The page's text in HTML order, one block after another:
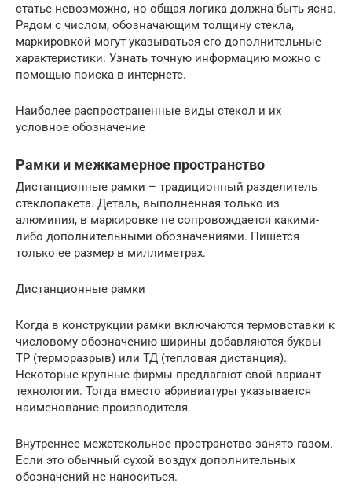
статье невозможно, но общая логика должна быть ясна.
Рядом с числом, обозначающим толщину стекла,
маркировкой могут указываться его дополнительные
характеристики. Узнать точную информацию можно с
помощью поиска в интернете.
Наиболее распространенные виды стекол и их
условное обозначение
Рамки и межкамерное пространство
Дистанционные рамки – традиционный разделитель
стеклопакета. Деталь, выполненная только из
алюминия, в маркировке не сопровождается какими-
либо дополнительными обозначениями. Пишется
только ее размер в миллиметрах.
Дистанционные рамки
Когда в конструкции рамки включаются термовставки к
числовому обозначению ширины добавляются буквы
ТР (терморазрыв) или ТД (тепловая дистанция).
Некоторые крупные фирмы предлагают свой вариант
технологии. Тогда вместо абривиатуры указывается
наименование производителя.
Внутреннее межстекольное пространство занято газом.
Если это обычный сухой воздух дополнительных
обозначений не наноситься.